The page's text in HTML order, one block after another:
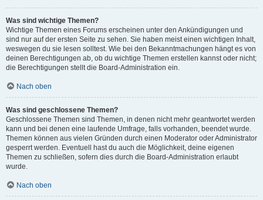
Was sind wichtige Themen?
Wichtige Themen eines Forums erscheinen unter den Ankündigungen und
sind nur auf der ersten Seite zu sehen. Sie haben meist einen wichtigen Inhalt,
weswegen du sie lesen solltest. Wie bei den Bekanntmachungen hängt es von
deinen Berechtigungen ab, ob du wichtige Themen erstellen kannst oder nicht;
die Berechtigungen stellt die Board-Administration ein.
Nach oben
Was sind geschlossene Themen?
Geschlossene Themen sind Themen, in denen nicht mehr geantwortet werden
kann und bei denen eine laufende Umfrage, falls vorhanden, beendet wurde.
Themen können aus vielen Gründen durch einen Moderator oder Administrator
gesperrt werden. Eventuell hast du auch die Möglichkeit, deine eigenen
Themen zu schließen, sofern dies durch die Board-Administration erlaubt
wurde.
Nach oben